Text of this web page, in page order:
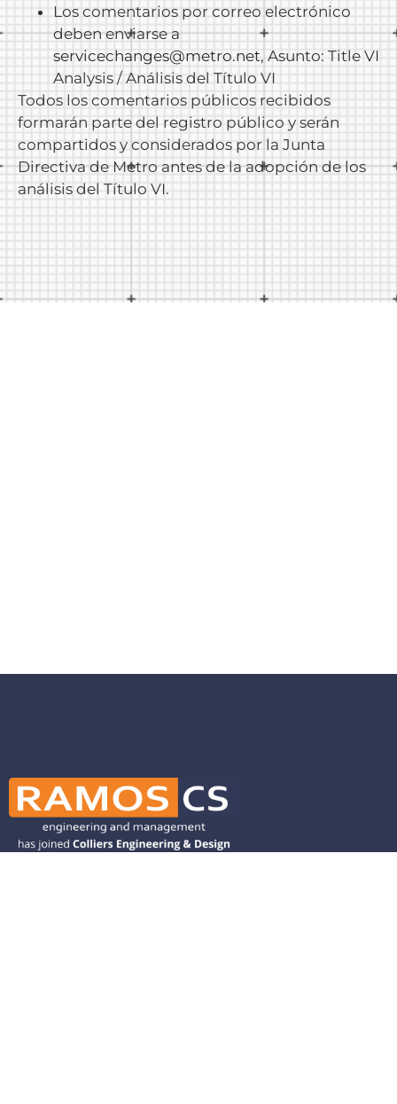
Los comentarios por correo electrónico
deben enviarse a
servicechanges@metro.net, Asunto: Title VI
Analysis / Análisis del Título VI
Todos los comentarios públicos recibidos
formarán parte del registro público y serán
compartidos y considerados por la Junta
Directiva de Metro antes de la adopción de los
análisis del Título VI.